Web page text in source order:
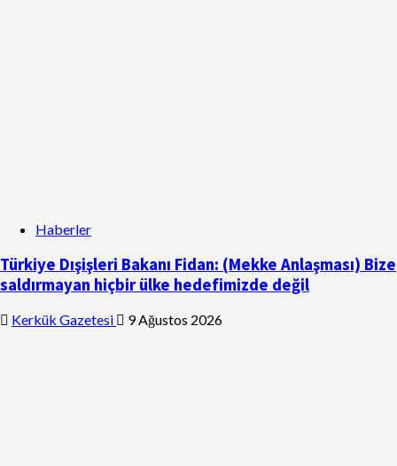
Haberler
Türkiye Dışişleri Bakanı Fidan: (Mekke Anlaşması) Bize
saldırmayan hiçbir ülke hedefimizde değil
Kerkük Gazetesi 9 Ağustos 2026